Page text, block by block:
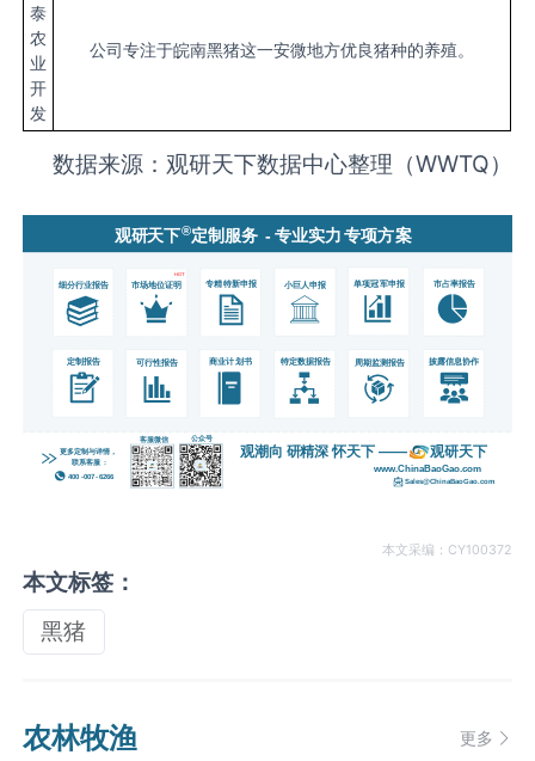
泰
农
业
开
发
公司专注于皖南黑猪这一安微地方优良猪种的养殖。
数据来源：观研天下数据中心整理（WWTQ）
本文采编：CY100372
本文标签：
黑猪
农林牧渔 更多